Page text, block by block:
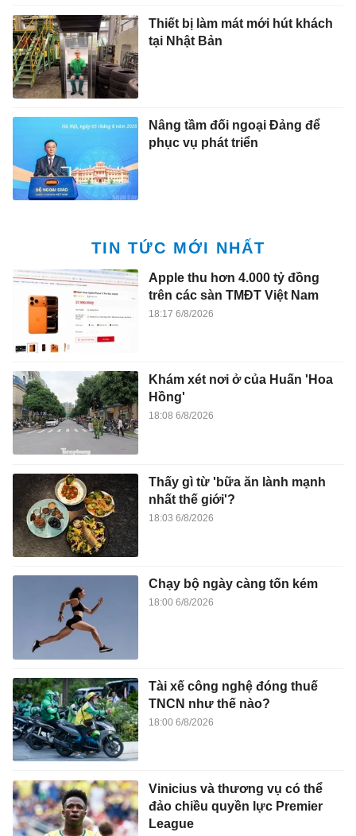
Thiết bị làm mát mới hút khách
tại Nhật Bản
Nâng tầm đối ngoại Đảng để
phục vụ phát triển
TIN TỨC MỚI NHẤT
Apple thu hơn 4.000 tỷ đồng
trên các sàn TMĐT Việt Nam
18:17 6/8/2026
Khám xét nơi ở của Huấn 'Hoa
Hồng'
18:08 6/8/2026
Thấy gì từ 'bữa ăn lành mạnh
nhất thế giới'?
18:03 6/8/2026
Chạy bộ ngày càng tốn kém
18:00 6/8/2026
Tài xế công nghệ đóng thuế
TNCN như thế nào?
18:00 6/8/2026
Vinicius và thương vụ có thể
đảo chiều quyền lực Premier
League